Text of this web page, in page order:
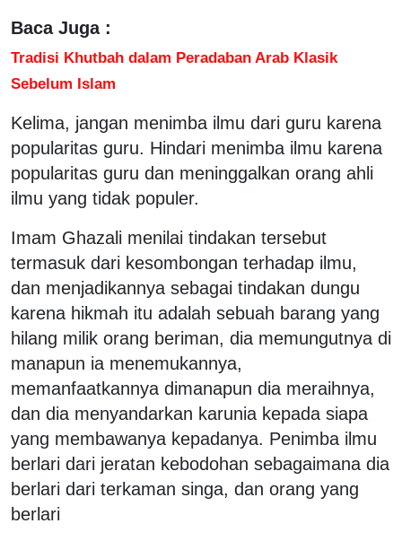
Baca Juga :
Tradisi Khutbah dalam Peradaban Arab Klasik
Sebelum Islam
Kelima, jangan menimba ilmu dari guru karena
popularitas guru. Hindari menimba ilmu karena
popularitas guru dan meninggalkan orang ahli
ilmu yang tidak populer.
Imam Ghazali menilai tindakan tersebut
termasuk dari kesombongan terhadap ilmu,
dan menjadikannya sebagai tindakan dungu
karena hikmah itu adalah sebuah barang yang
hilang milik orang beriman, dia memungutnya di
manapun ia menemukannya,
memanfaatkannya dimanapun dia meraihnya,
dan dia menyandarkan karunia kepada siapa
yang membawanya kepadanya. Penimba ilmu
berlari dari jeratan kebodohan sebagaimana dia
berlari dari terkaman singa, dan orang yang
berlari